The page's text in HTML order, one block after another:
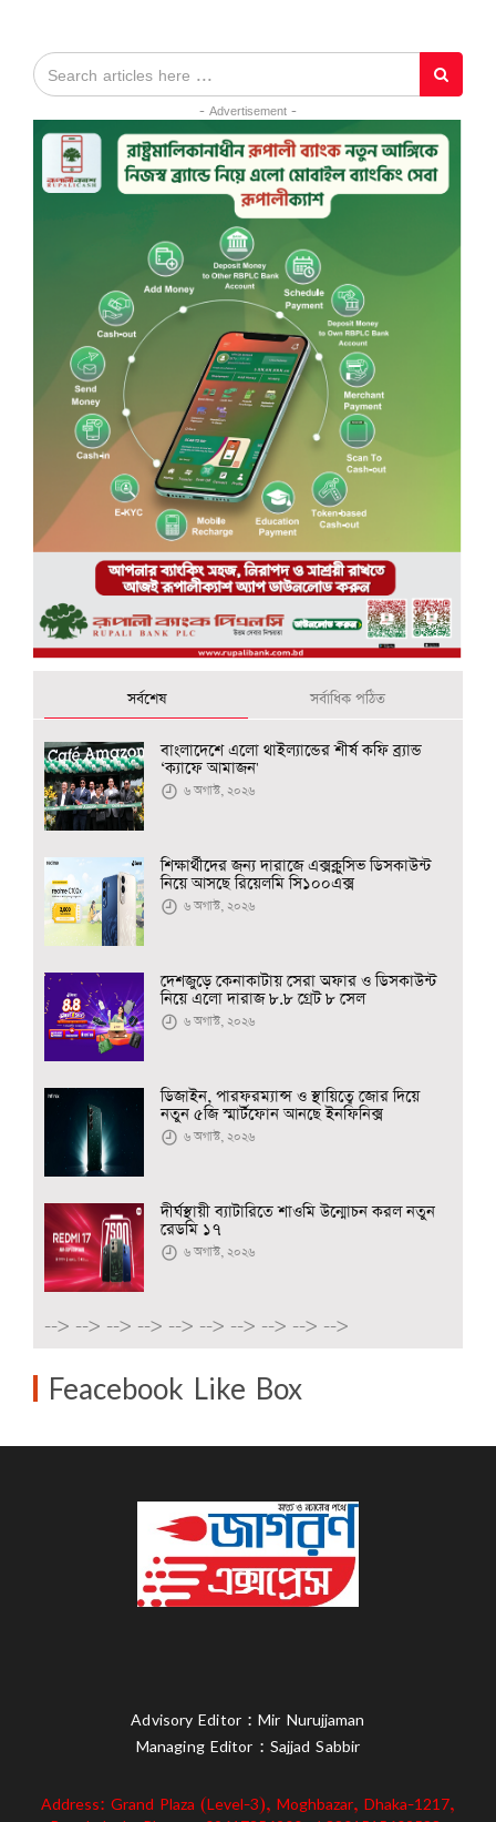
- Advertisement -
সর্বশেষ সর্বাধিক পঠিত
বাংলাদেশে এলো থাইল্যান্ডের শীর্ষ কফি ব্র্যান্ড
‘ক্যাফে আমাজন'
৬ অগাস্ট, ২০২৬
শিক্ষার্থীদের জন্য দারাজে এক্সক্লুসিভ ডিসকাউন্ট
নিয়ে আসছে রিয়েলমি সি১০০এক্স
৬ অগাস্ট, ২০২৬
দেশজুড়ে কেনাকাটায় সেরা অফার ও ডিসকাউন্ট
নিয়ে এলো দারাজ ৮.৮ গ্রেট ৮ সেল
৬ অগাস্ট, ২০২৬
ডিজাইন, পারফরম্যান্স ও স্থায়িত্বে জোর দিয়ে
নতুন ৫জি স্মার্টফোন আনছে ইনফিনিক্স
৬ অগাস্ট, ২০২৬
দীর্ঘস্থায়ী ব্যাটারিতে শাওমি উন্মোচন করল নতুন
রেডমি ১৭
৬ অগাস্ট, ২০২৬
--> --> --> --> --> --> --> --> --> -->
Feacebook Like Box
Advisory Editor : Mir Nurujjaman
Managing Editor : Sajjad Sabbir
Address: Grand Plaza (Level-3), Moghbazar, Dhaka-1217,